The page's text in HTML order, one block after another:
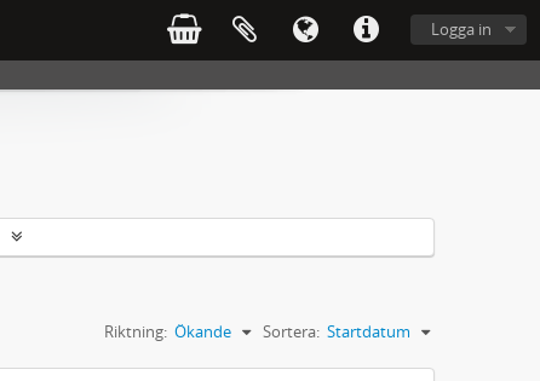
Logga in
Sortera: Startdatum
Riktning: Ökande